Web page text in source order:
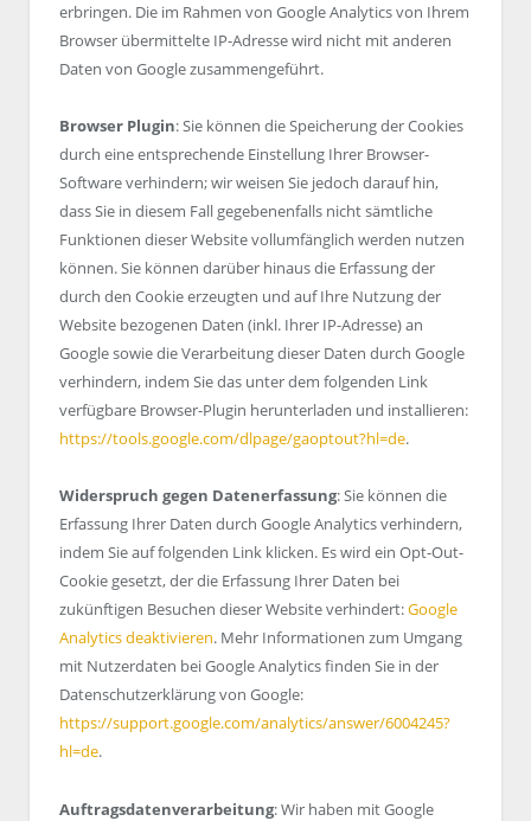
erbringen. Die im Rahmen von Google Analytics von Ihrem
Browser übermittelte IP-Adresse wird nicht mit anderen
Daten von Google zusammengeführt.
Browser Plugin: Sie können die Speicherung der Cookies
durch eine entsprechende Einstellung Ihrer Browser-
Software verhindern; wir weisen Sie jedoch darauf hin,
dass Sie in diesem Fall gegebenenfalls nicht sämtliche
Funktionen dieser Website vollumfänglich werden nutzen
können. Sie können darüber hinaus die Erfassung der
durch den Cookie erzeugten und auf Ihre Nutzung der
Website bezogenen Daten (inkl. Ihrer IP-Adresse) an
Google sowie die Verarbeitung dieser Daten durch Google
verhindern, indem Sie das unter dem folgenden Link
verfügbare Browser-Plugin herunterladen und installieren:
https://tools.google.com/dlpage/gaoptout?hl=de.
Widerspruch gegen Datenerfassung: Sie können die
Erfassung Ihrer Daten durch Google Analytics verhindern,
indem Sie auf folgenden Link klicken. Es wird ein Opt-Out-
Cookie gesetzt, der die Erfassung Ihrer Daten bei
zukünftigen Besuchen dieser Website verhindert:Google
Analytics deaktivieren. Mehr Informationen zum Umgang
mit Nutzerdaten bei Google Analytics finden Sie in der
Datenschutzerklärung von Google:
https://support.google.com/analytics/answer/6004245?
hl=de.
Auftragsdatenverarbeitung: Wir haben mit Google